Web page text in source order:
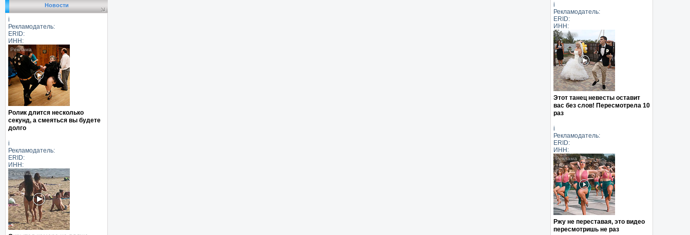
Новости
i
Рекламодатель:
ERID:
ИНН:
Ролик длится несколько
секунд, а смеяться вы будете
долго
i
Рекламодатель:
ERID:
ИНН:
i
Рекламодатель:
ERID:
ИНН:
Этот танец невесты оставит
вас без слов! Пересмотрела 10
раз
i
Рекламодатель:
ERID:
ИНН:
Ржу не переставая, это видео
пересмотришь не раз